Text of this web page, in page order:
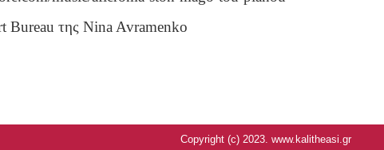
της Nina Avramenko
Copyright (c) 2023. www.kalitheasi.gr